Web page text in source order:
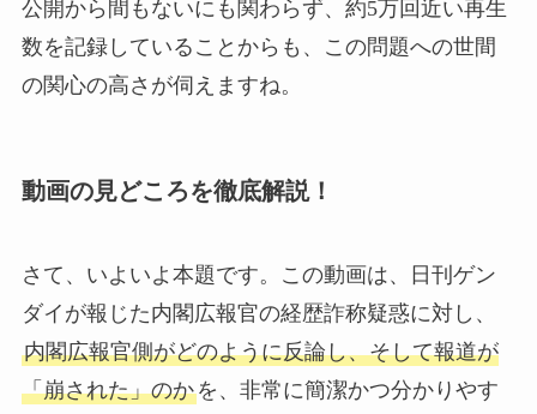
公開から間もないにも関わらず、約5万回近い再生
数を記録していることからも、この問題への世間
の関心の高さが伺えますね。
動画の見どころを徹底解説！
さて、いよいよ本題です。この動画は、日刊ゲン
ダイが報じた内閣広報官の経歴詐称疑惑に対し、
内閣広報官側がどのように反論し、そして報道が
「崩された」のかを、非常に簡潔かつ分かりやす